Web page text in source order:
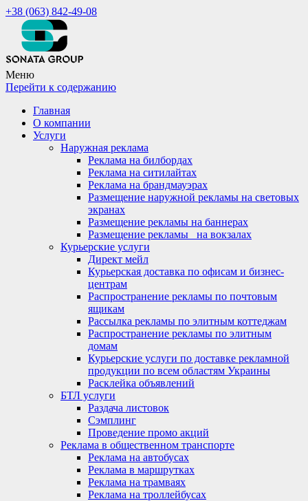
+38 (063) 842-49-08
Меню
Перейти к содержанию
Главная
О компании
Услуги
Наружная реклама
Реклама на билбордах
Реклама на ситилайтах
Реклама на брандмауэрах
Размещение наружной рекламы на световых
экранах
Размещение рекламы на баннерах
Размещение рекламы_ на вокзалах
Курьерские услуги
Директ мейл
Курьерская доставка по офисам и бизнес-
центрам
Распространение рекламы по почтовым
ящикам
Рассылка рекламы по элитным коттеджам
Распространение рекламы по элитным
домам
Курьерские услуги по доставке рекламной
продукции по всем областям Украины
Расклейка объявлений
БТЛ услуги
Раздача листовок
Сэмплинг
Проведение промо акций
Реклама в общественном транспорте
Реклама на автобусах
Реклама в маршрутках
Реклама на трамваях
Реклама на троллейбусах